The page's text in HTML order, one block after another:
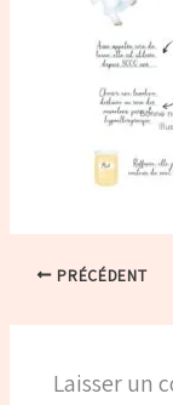
PRÉCÉDENT
Laisser un